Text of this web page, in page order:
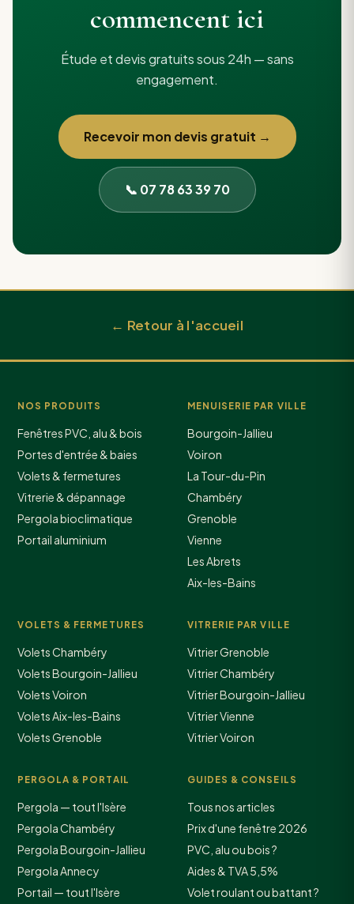
commencent ici
Étude et devis gratuits sous 24h — sans
engagement.
Recevoir mon devis gratuit →
📞 07 78 63 39 70
← Retour à l'accueil
NOS PRODUITS
Fenêtres PVC, alu & bois
Portes d'entrée & baies
Volets & fermetures
Vitrerie & dépannage
Pergola bioclimatique
Portail aluminium
MENUISERIE PAR VILLE
Bourgoin-Jallieu
Voiron
La Tour-du-Pin
Chambéry
Grenoble
Vienne
Les Abrets
Aix-les-Bains
VOLETS & FERMETURES
Volets Chambéry
Volets Bourgoin-Jallieu
Volets Voiron
Volets Aix-les-Bains
Volets Grenoble
VITRERIE PAR VILLE
Vitrier Grenoble
Vitrier Chambéry
Vitrier Bourgoin-Jallieu
Vitrier Vienne
Vitrier Voiron
PERGOLA & PORTAIL
Pergola — tout l'Isère
Pergola Chambéry
Pergola Bourgoin-Jallieu
Pergola Annecy
Portail — tout l'Isère
GUIDES & CONSEILS
Tous nos articles
Prix d'une fenêtre 2026
PVC, alu ou bois ?
Aides & TVA 5,5%
Volet roulant ou battant ?